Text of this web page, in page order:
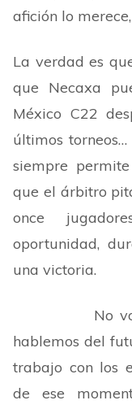
afición lo
La verdad es
que Necaxa
México C22
últimos
siempre
que el árbitro
once
oportunidad,
una victoria.
No voy a
hablemos del
trabajo con los
de ese